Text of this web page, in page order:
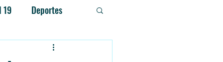
19 Deportes